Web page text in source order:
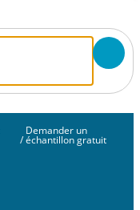
/
Demander un
échantillon gratuit